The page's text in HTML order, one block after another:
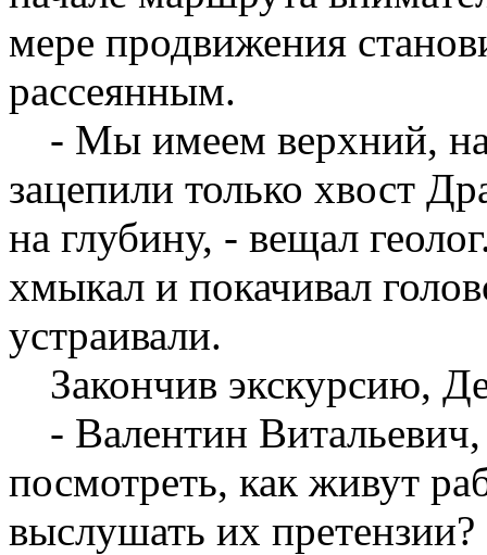
мере продвижения
рассеянным.
- Мы имеем верхний,
зацепили только хвост
на глубину, - вещал
хмыкал и покачивал
устраивали.
Закончив экскурсию,
- Валентин
посмотреть, как живут
выслушать их претензии?